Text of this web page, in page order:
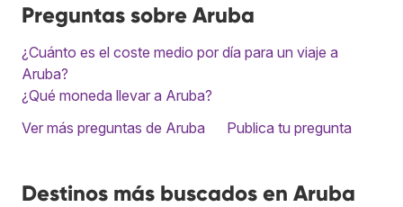
Preguntas sobre Aruba
¿Cuánto es el coste medio por día para un viaje a
Aruba?
¿Qué moneda llevar a Aruba?
Ver más preguntas de Aruba
Publica tu pregunta
Destinos más buscados en Aruba